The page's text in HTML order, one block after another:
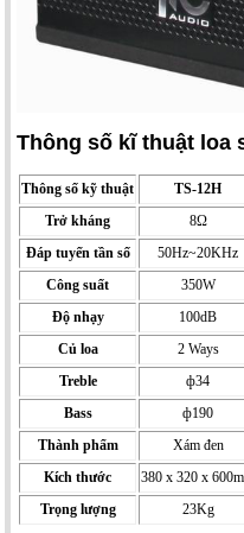
Thông số kĩ thuật loa
Thông số kỹ thuật
TS-12H
Trở kháng
8Ω
Đáp tuyến tần số
50Hz~20KHz
Công suất
350W
Độ nhạy
100dB
Củ loa
2 Ways
Treble
ф34
Bass
ф190
Thành phẩm
Xám đen
Kích thước
380 x 320 x
Trọng lượng
23Kg